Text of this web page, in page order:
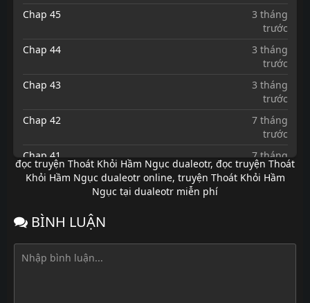
Chap 45
3 tháng
trước
Chap 44
3 tháng
trước
Chap 43
3 tháng
trước
Chap 42
7 tháng
trước
Chap 41
7 tháng
trước
Chap 39
Chap 38
đọc truyện Thoát Khỏi Hầm Ngục dualeotr, đọc truyện Thoát
Khỏi Hầm Ngục dualeotr online, truyện Thoát Khỏi Hầm
Ngục tại dualeotr miễn phí
BÌNH LUẬN